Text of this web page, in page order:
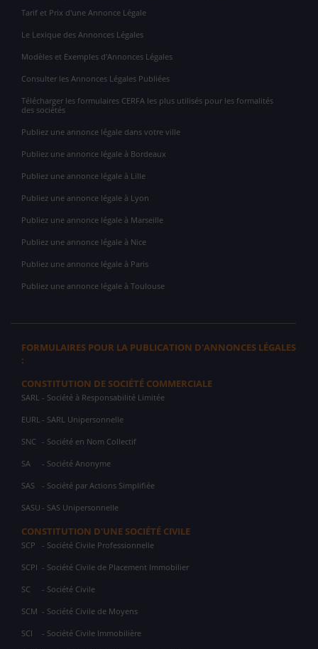
Tarif et Prix d'une Annonce Légale
Le Lexique des Annonces Légales
Modèles et Exemples d'Annonces Légales
Consulter les Annonces Légales Publiées
Télécharger les formulaires CERFA les plus utilisés pour les formalités
des sociétés
Publiez une annonce légale dans votre ville
Publiez une annonce légale à Bordeaux
Publiez une annonce légale à Lille
Publiez une annonce légale à Lyon
Publiez une annonce légale à Marseille
Publiez une annonce légale à Nice
Publiez une annonce légale à Paris
Publiez une annonce légale à Toulouse
FORMULAIRES POUR LA PUBLICATION D'ANNONCES LÉGALES
:
CONSTITUTION DE SOCIÉTÉ COMMERCIALE
SARL - Société à Responsabilité Limitée
EURL - SARL Unipersonnelle
SNC - Société en Nom Collectif
SA - Société Anonyme
SAS - Société par Actions Simplifiée
SASU - SAS Unipersonnelle
CONSTITUTION D'UNE SOCIÉTÉ CIVILE
SCP - Société Civile Professionnelle
SCPI - Société Civile de Placement Immobilier
SC - Société Civile
SCM - Société Civile de Moyens
SCI - Société Civile Immobilière